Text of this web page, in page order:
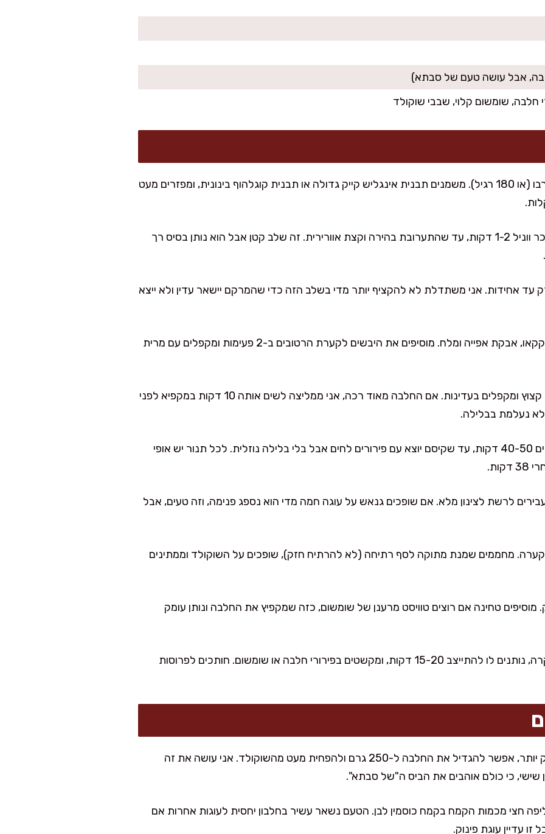
חלבה, שומשום קלוי, שבבי שוקולד
מחממים תנור ל-170 מעלות טורבו (או 180 רגיל). משמנים תבנית אינגליש קייק גדולה או תבנית קוגלהוף בינונית, ומפזרים מעט
בקערה גדולה טורפים ביצים, סוכר ווניל 1-2 דקות, עד שהתערובת בהירה וקצת אוורירית. זה שלב קטן אבל הוא נותן בסיס רך
עד אחידות. אני משתדלת לא להקציף יותר מדי בשלב הזה כדי שהמרקם יישאר עדין ולא ייצא
בקערה נפרדת מערבבים קמח, קקאו, אבקת אפייה ומלח. מוסיפים את היבשים לקערת הרטובים ב-2 פעימות ומקפלים עם מרית
מוסיפים חלבה מפוררת ושוקולד קצוץ ומקפלים בעדינות. אם החלבה מאוד רכה, אני ממליצה לשים אותה 10 דקות במקפיא לפני
נעלמת בבלילה.
מעבירים לתבנית ומשטחים. אופים 40-50 דקות, עד שקיסם יוצא עם פירורים לחים אבל בלי בלילה נוזלית. לכל תנור יש אופי
15 דקות ואז מעבירים לרשת לצינון מלא. אם שופכים גנאש על עוגה חמה מדי הוא נספג פנימה, וזה טעים, אבל
מחממים שמנת מתוקה לסף רתיחה (לא להרתיח חזק), שופכים על השוקולד וממתינים
טחינה אם רוצים טוויסט מרענן של שומשום, כזה שמקפיץ את החלבה ונותן עומק
יוצקים את הגנאש על העוגה הקרה, נותנים לו להתייצב 15-20 דקות, ומקשטים בפירורי חלבה או שומשום. חותכים לפרוסות
אם אתם אוהבים טעם חלבה חזק יותר, אפשר להגדיל את החלבה ל-250 גרם ולהפחית מעט מהשוקולד. אני עושה את זה
שישי, כי כולם אוהבים את הביס ה"של סבתא".
חצי מכמות הקמח בקמח כוסמין לבן. הטעם נשאר עשיר בחלבון יחסית לעוגות אחרות אם
עדיין עוגת פינוק.